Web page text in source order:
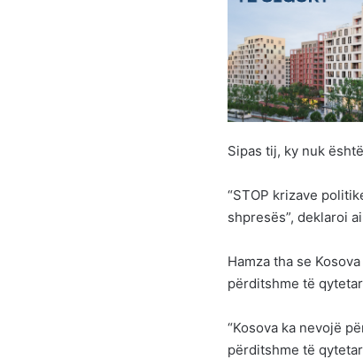
Sipas tij, ky nuk
“STOP krizave
shpresës”, deklaroi
Hamza tha se
përditshme të
“Kosova ka nevojë
përditshme të